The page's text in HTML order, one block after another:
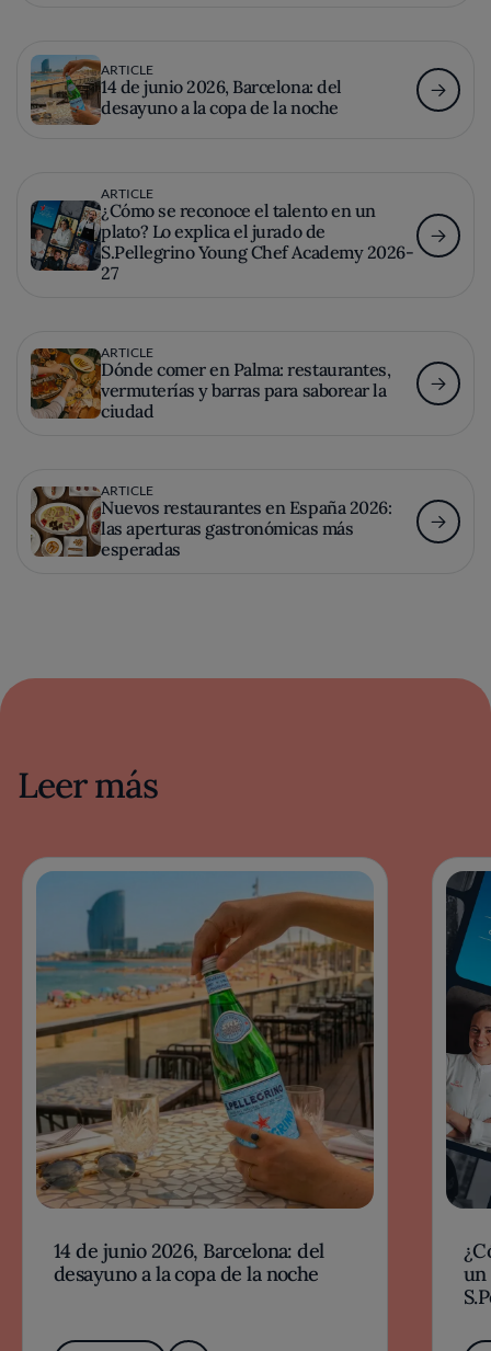
ARTICLE
14 de junio 2026, Barcelona: del
desayuno a la copa de la noche
ARTICLE
¿Cómo se reconoce el talento en un
plato? Lo explica el jurado de
S.Pellegrino Young Chef Academy 2026-
27
ARTICLE
Dónde comer en Palma: restaurantes,
vermuterías y barras para saborear la
ciudad
ARTICLE
Nuevos restaurantes en España 2026:
las aperturas gastronómicas más
esperadas
Leer más
14 de junio 2026, Barcelona: del
desayuno a la copa de la noche
un